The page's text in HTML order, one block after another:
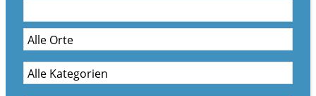
Stadt & Land
Bildung